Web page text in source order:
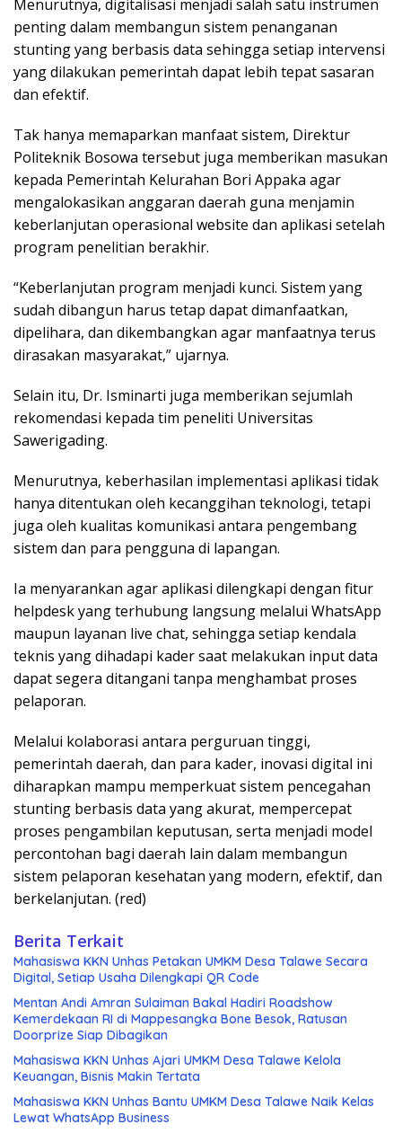
Menurutnya, digitalisasi menjadi salah satu instrumen
penting dalam membangun sistem penanganan
stunting yang berbasis data sehingga setiap intervensi
yang dilakukan pemerintah dapat lebih tepat sasaran
dan efektif.
Tak hanya memaparkan manfaat sistem, Direktur
Politeknik Bosowa tersebut juga memberikan masukan
kepada Pemerintah Kelurahan Bori Appaka agar
mengalokasikan anggaran daerah guna menjamin
keberlanjutan operasional website dan aplikasi setelah
program penelitian berakhir.
“Keberlanjutan program menjadi kunci. Sistem yang
sudah dibangun harus tetap dapat dimanfaatkan,
dipelihara, dan dikembangkan agar manfaatnya terus
dirasakan masyarakat,” ujarnya.
Selain itu, Dr. Isminarti juga memberikan sejumlah
rekomendasi kepada tim peneliti Universitas
Sawerigading.
Menurutnya, keberhasilan implementasi aplikasi tidak
hanya ditentukan oleh kecanggihan teknologi, tetapi
juga oleh kualitas komunikasi antara pengembang
sistem dan para pengguna di lapangan.
Ia menyarankan agar aplikasi dilengkapi dengan fitur
helpdesk yang terhubung langsung melalui WhatsApp
maupun layanan live chat, sehingga setiap kendala
teknis yang dihadapi kader saat melakukan input data
dapat segera ditangani tanpa menghambat proses
pelaporan.
Melalui kolaborasi antara perguruan tinggi,
pemerintah daerah, dan para kader, inovasi digital ini
diharapkan mampu memperkuat sistem pencegahan
stunting berbasis data yang akurat, mempercepat
proses pengambilan keputusan, serta menjadi model
percontohan bagi daerah lain dalam membangun
sistem pelaporan kesehatan yang modern, efektif, dan
berkelanjutan. (red)
Berita Terkait
Mahasiswa KKN Unhas Petakan UMKM Desa Talawe Secara
Digital, Setiap Usaha Dilengkapi QR Code
Mentan Andi Amran Sulaiman Bakal Hadiri Roadshow
Kemerdekaan RI di Mappesangka Bone Besok, Ratusan
Doorprize Siap Dibagikan
Mahasiswa KKN Unhas Ajari UMKM Desa Talawe Kelola
Keuangan, Bisnis Makin Tertata
Mahasiswa KKN Unhas Bantu UMKM Desa Talawe Naik Kelas
Lewat WhatsApp Business